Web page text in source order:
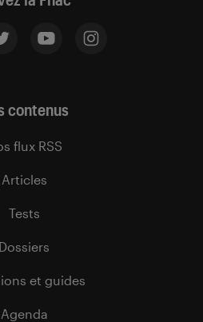
contenus
flux RSS
Articles
Tests
Dossiers
et guides
Agenda